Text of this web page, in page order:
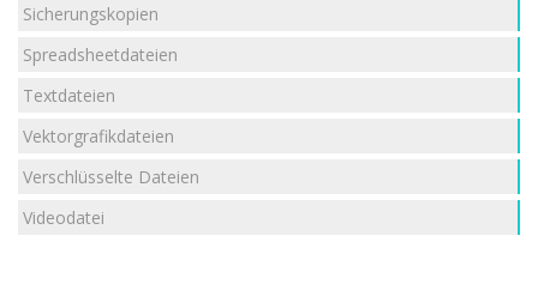
Sicherungskopien
Spreadsheetdateien
Textdateien
Vektorgrafikdateien
Verschlüsselte Dateien
Videodatei